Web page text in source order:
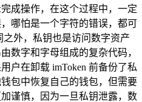
成操作，在这个过程中，一定
哪怕是一个字符的错误，都可
外，私钥也是访问数字资产
数字和字母组成的复杂代码，
户在卸载 imToken 前备份了私
包中恢复自己的钱包，但需要
谨慎，因为一旦私钥泄露，数